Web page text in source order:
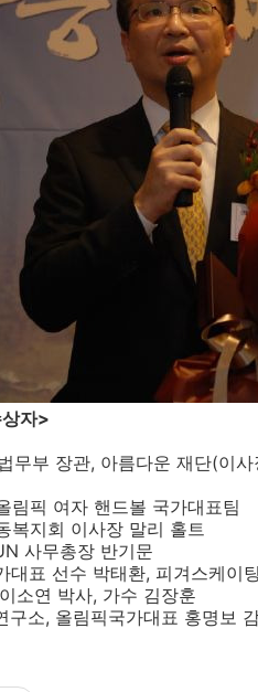
자>
무부 장관, 아름다운 재단(이
픽 여자 핸드볼 국가대표팀
복지회 이사장 말리 홀트
사무총장 반기문
표 선수 박태환, 피겨스케이
소연 박사, 가수 김장훈
소, 올림픽국가대표 홍명보